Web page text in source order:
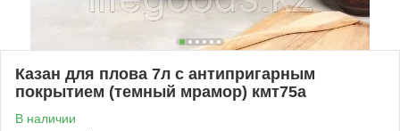
Казан для плова 7л c антипригарным
покрытием (темный мрамор) кмт75а
В наличии